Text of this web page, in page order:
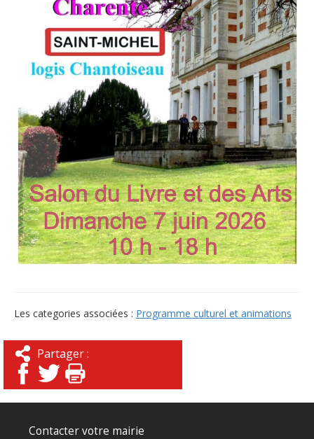
Les categories associées : Programme culturel et animations
Partager :
Contacter votre mairie